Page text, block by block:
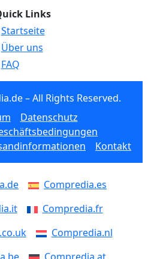
Links
Startseite
Über uns
FAQ
– All Rights Reserved.
Datenschutz
Kontakt
Compredia.es
Compredia.fr
Compredia.nl